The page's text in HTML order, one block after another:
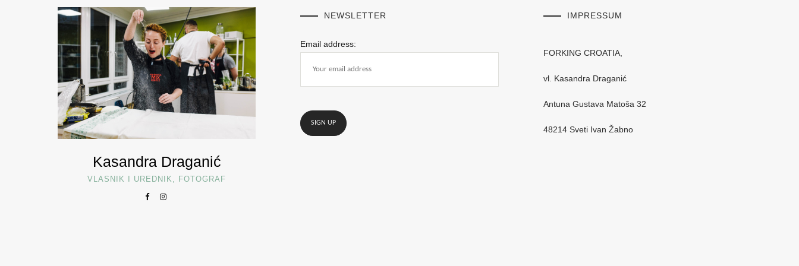
Kasandra Draganić
VLASNIK I UREDNIK, FOTOGRAF
NEWSLETTER
Email address:
IMPRESSUM
FORKING CROATIA,
vl. Kasandra Draganić
Antuna Gustava Matoša 32
48214 Sveti Ivan Žabno